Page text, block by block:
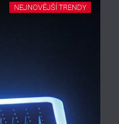
NEJNOVĚJŠÍ TRENDY